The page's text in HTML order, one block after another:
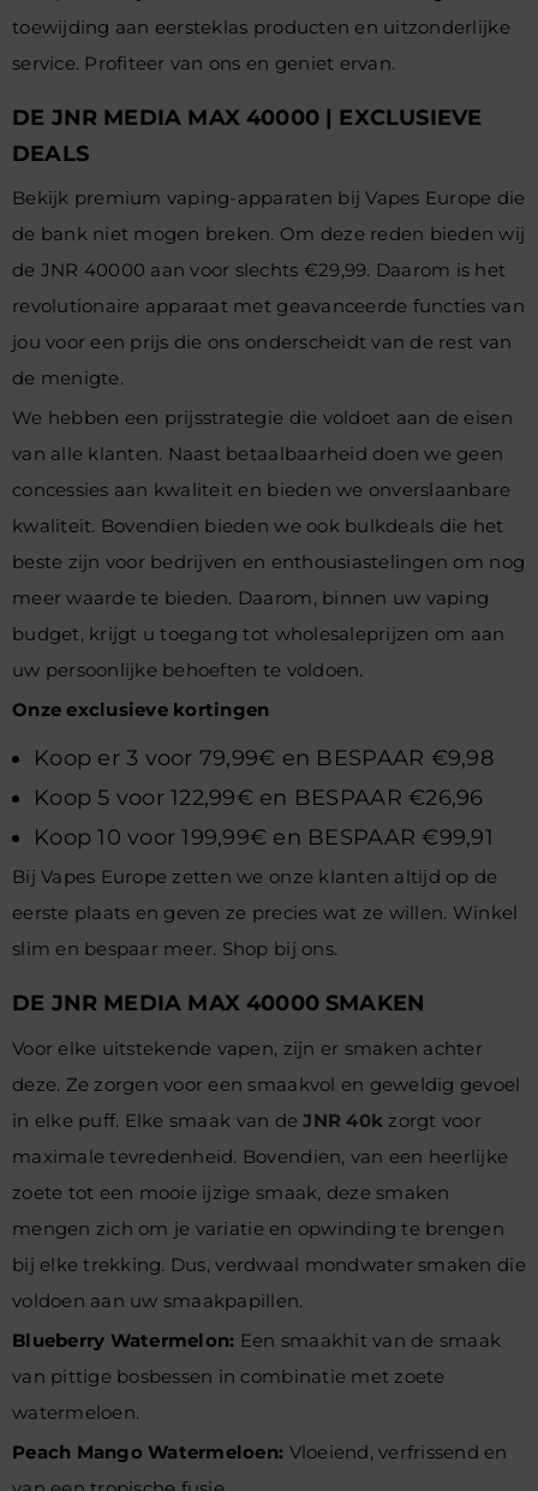
toewijding aan eersteklas producten en uitzonderlijke
service. Profiteer van ons en geniet ervan.
DE JNR MEDIA MAX 40000 | EXCLUSIEVE
DEALS
Bekijk premium vaping-apparaten bij Vapes Europe die
de bank niet mogen breken. Om deze reden bieden wij
de JNR 40000 aan voor slechts €29,99. Daarom is het
revolutionaire apparaat met geavanceerde functies van
jou voor een prijs die ons onderscheidt van de rest van
de menigte.
We hebben een prijsstrategie die voldoet aan de eisen
van alle klanten. Naast betaalbaarheid doen we geen
concessies aan kwaliteit en bieden we onverslaanbare
kwaliteit. Bovendien bieden we ook bulkdeals die het
beste zijn voor bedrijven en enthousiastelingen om nog
meer waarde te bieden. Daarom, binnen uw vaping
budget, krijgt u toegang tot wholesaleprijzen om aan
uw persoonlijke behoeften te voldoen.
Onze exclusieve kortingen
Koop er 3 voor 79,99€ en BESPAAR €9,98
Koop 5 voor 122,99€ en BESPAAR €26,96
Koop 10 voor 199,99€ en BESPAAR €99,91
Bij Vapes Europe zetten we onze klanten altijd op de
eerste plaats en geven ze precies wat ze willen. Winkel
slim en bespaar meer. Shop bij ons.
DE JNR MEDIA MAX 40000 SMAKEN
Voor elke uitstekende vapen, zijn er smaken achter
deze. Ze zorgen voor een smaakvol en geweldig gevoel
in elke puff. Elke smaak van deJNR 40k zorgt voor
maximale tevredenheid. Bovendien, van een heerlijke
zoete tot een mooie ijzige smaak, deze smaken
mengen zich om je variatie en opwinding te brengen
bij elke trekking. Dus, verdwaal mondwater smaken die
voldoen aan uw smaakpapillen.
Blueberry Watermelon: Een smaakhit van de smaak
van pittige bosbessen in combinatie met zoete
watermeloen.
Peach Mango Watermeloen: Vloeiend, verfrissend en